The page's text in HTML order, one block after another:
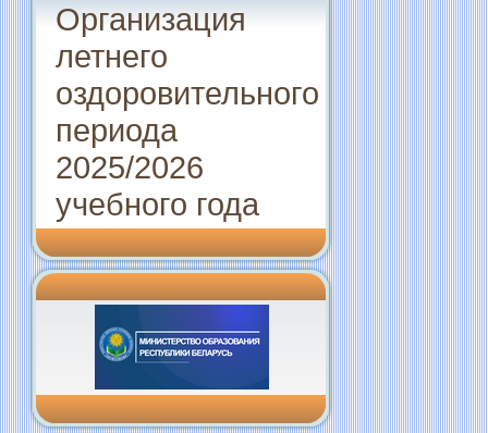
Организация
летнего
оздоровительного
периода
2025/2026
учебного года